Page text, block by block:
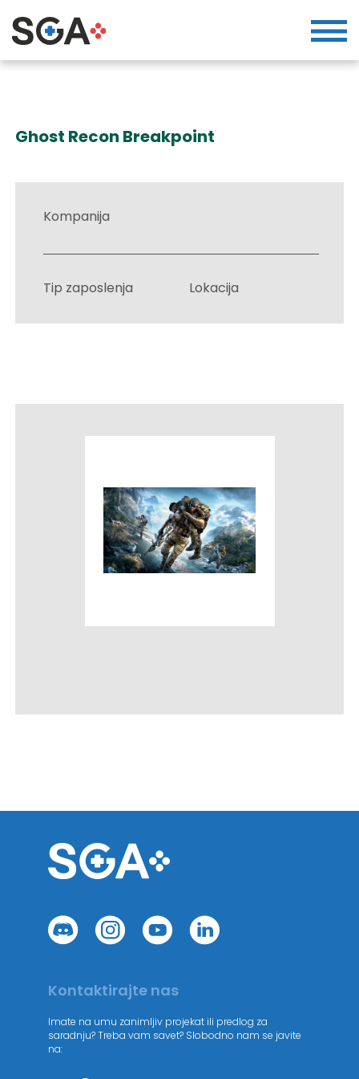
Ghost Recon Breakpoint
Kompanija
Tip zaposlenja Lokacija
Kontaktirajte nas
Imate na umu zanimljiv projekat ili predlog za
saradnju? Treba vam savet? Slobodno nam se javite
na: